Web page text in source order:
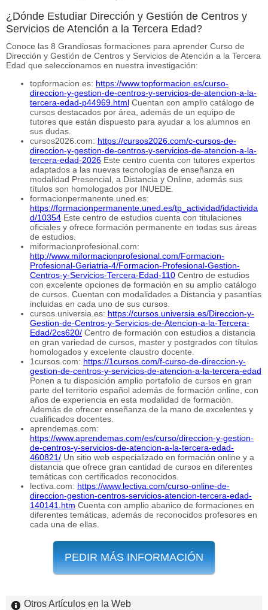
¿Dónde Estudiar Dirección y Gestión de Centros y
Servicios de Atención a la Tercera Edad?
Conoce las 8 Grandiosas formaciones para aprender Curso de
Dirección y Gestión de Centros y Servicios de Atención a la Tercera
Edad que seleccionamos en nuestra investigación:
topformacion.es: https://www.topformacion.es/curso-
direccion-y-gestion-de-centros-y-servicios-de-atencion-a-la-
tercera-edad-p44969.html Cuentan con amplio catálogo de
cursos destacados por área, además de un equipo de
tutores que están dispuesto para ayudar a los alumnos en
sus dudas.
cursos2026.com: https://cursos2026.com/c-cursos-de-
direccion-y-gestion-de-centros-y-servicios-de-atencion-a-la-
tercera-edad-2026 Este centro cuenta con tutores expertos
adaptados a las nuevas tecnologías de enseñanza en
modalidad Presencial, a Distancia y Online, además sus
títulos son homologados por INUEDE.
formacionpermanente.uned.es:
https://formacionpermanente.uned.es/tp_actividad/idactivida
d/10354 Este centro de estudios cuenta con titulaciones
oficiales y ofrece formación permanente en todas sus áreas
de estudios.
miformacionprofesional.com:
http://www.miformacionprofesional.com/Formacion-
Profesional-Geriatria-4/Formacion-Profesional-Gestion-
Centros-y-Servicios-Tercera-Edad-110 Centro de estudios
con excelente opciones de formación en su amplio catálogo
de cursos. Cuentan con modalidades a Distancia y pasantías
incluidas en cada uno de sus cursos.
cursos.universia.es: https://cursos.universia.es/Direccion-y-
Gestion-de-Centros-y-Servicios-de-Atencion-a-la-Tercera-
Edad/2cs620/ Centro de formación con estudios a distancia
en gran variedad de cursos, master y postgrados con títulos
homologados y excelente claustro docente.
1cursos.com: https://1cursos.com/f-curso-de-direccion-y-
gestion-de-centros-y-servicios-de-atencion-a-la-tercera-edad
Ponen a tu disposición amplio portafolio de cursos en gran
parte del territorio español además de formación online, con
años de experiencia en esta modalidad de formación.
Además de ofrecer enseñanza de la mano de excelentes y
cualificados docentes.
aprendemas.com:
https://www.aprendemas.com/es/curso/direccion-y-gestion-
de-centros-y-servicios-de-atencion-a-la-tercera-edad-
460821/ Un sitio web especializado en formación online y a
distancia que ofrece gran cantidad de cursos en diferentes
temáticas con certificados reconocidos.
lectiva.com: https://www.lectiva.com/curso-online-de-
direccion-gestion-centros-servicios-atencion-tercera-edad-
140141.htm Cuenta con amplio abanico de formaciones en
diferentes temáticas, además de reconocidos profesores en
cada una de ellas.
PEDIR MÁS INFORMACIÓN
Otros Artículos en la Web